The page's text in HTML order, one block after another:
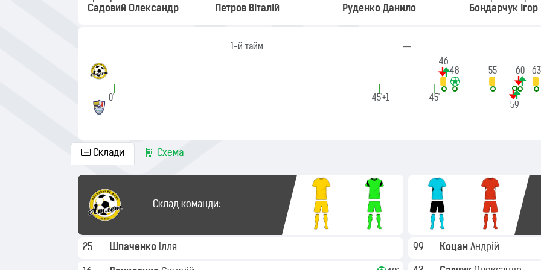
Садовий Олександр
Петров Віталій
Руденко Данило
Бондарчук Ігор
1-й тайм
|
0'
|
45'+1
—
46
48
55 60 63
|
45'
59
Склади Схема
Склад команди:
25 Шпаченко Ілля 99 Коцан Андрій